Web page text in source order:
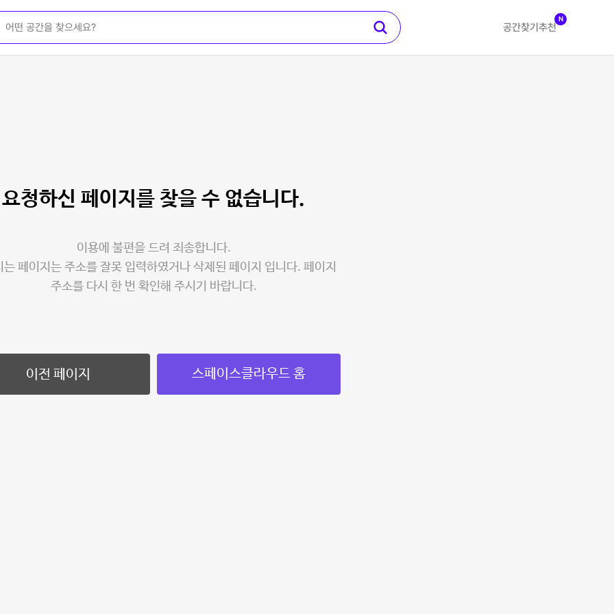
공간찾기 추천
N
요청하신 페이지를 찾을 수 없습니다.
이용에 불편을 드려 죄송합니다.
는 페이지는 주소를 잘못 입력하였거나 삭제된 페이지 입니다. 페이지
주소를 다시 한 번 확인해 주시기 바랍니다.
이전 페이지 스페이스클라우드 홈